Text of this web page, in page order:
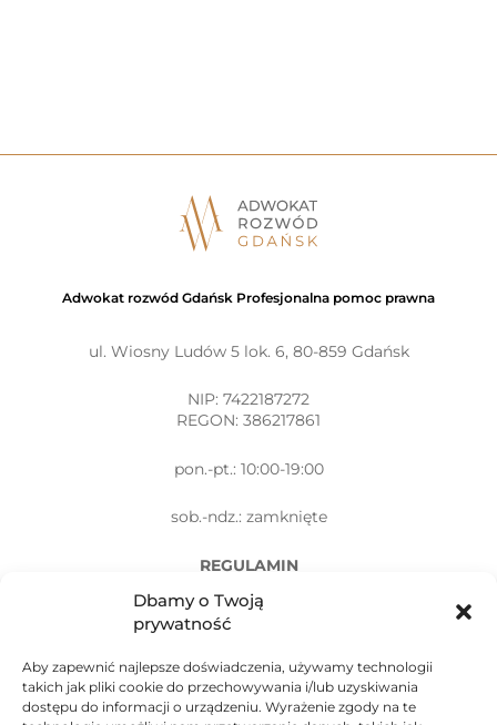
Dbamy o Twoją
prywatność
Aby zapewnić najlepsze doświadczenia, używamy technologii
takich jak pliki cookie do przechowywania i/lub uzyskiwania
dostępu do informacji o urządzeniu. Wyrażenie zgody na te
Adwokat rozwód Gdańsk Profesjonalna pomoc prawna
ul. Wiosny Ludów 5 lok. 6, 80-859 Gdańsk
NIP: 7422187272
REGON: 386217861
pon.-pt.: 10:00-19:00
sob.-ndz.: zamknięte
REGULAMIN
POLITYKA PRYWATNOŚCI